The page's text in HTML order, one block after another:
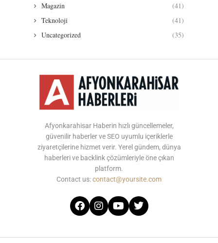
Magazin
(41)
Teknoloji
(41)
Uncategorized
(35)
Afyonkarahisar Haberin hızlı güncellemeler,
güvenilir haberler ve SEO uyumlu içeriklerle
ziyaretçilerine hizmet verir. Yerel gündem, dünya
haberleri ve backlink çözümleriyle öne çıkan
platform.
Contact us:contact@yoursite.com